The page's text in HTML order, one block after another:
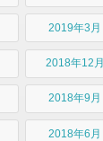
2019年3月
2018年12月
2018年9月
2018年6月